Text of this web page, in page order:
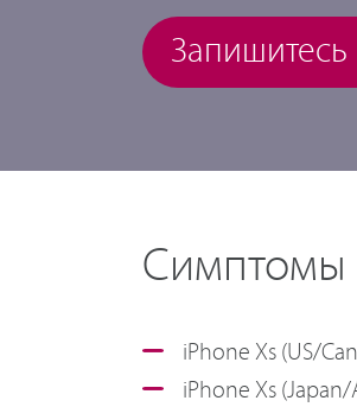
Симптомы
iPhone Xs (US/
iPhone Xs (Japan/